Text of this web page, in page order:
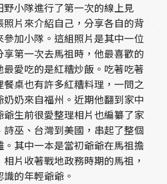
小隊進行了第一次的線上見
照片來介紹自己，分享各自的背
參加小隊。這組照片是其中一位
第一次去馬祖時，他最喜歡的
愛吃的是紅糟炒飯。吃著吃著
桌也有許多紅糟料理，一問之
奶奶來自福州。近期他翻到家中
爺生前很愛整理相片也編纂了家
巫、台灣到美國，串起了整個
其中一本是當初爺爺在馬祖擔
片收著戰地政務時期的馬祖，
的年輕爺爺。